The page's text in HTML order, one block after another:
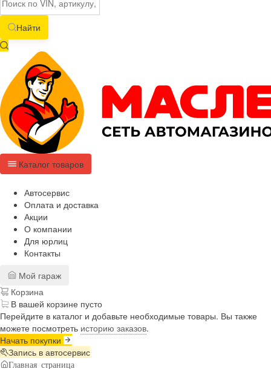
Найти
Каталог товаров
Автосервис
Оплата и доставка
Акции
О компании
Для юрлиц
Контакты
Мой гараж
Корзина
В вашей корзине пусто
Перейдите в каталог и добавьте необходимые товары. Вы также
можете посмотреть историю заказов.
Начать покупки
Запись в автосервис
Главная страница